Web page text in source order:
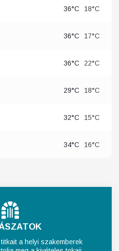
36°C 18°C
36°C 17°C
36°C 22°C
29°C 18°C
32°C 15°C
34°C 16°C
a helyi szakemberek